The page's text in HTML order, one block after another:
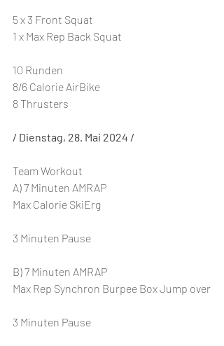
5 x 3 Front Squat
1 x Max Rep Back Squat
10 Runden
8/6 Calorie AirBike
8 Thrusters
/ Dienstag, 28. Mai 2024 /
Team Workout
A) 7 Minuten AMRAP
Max Calorie SkiErg
3 Minuten Pause
B) 7 Minuten AMRAP
Max Rep Synchron Burpee Box Jump over
3 Minuten Pause